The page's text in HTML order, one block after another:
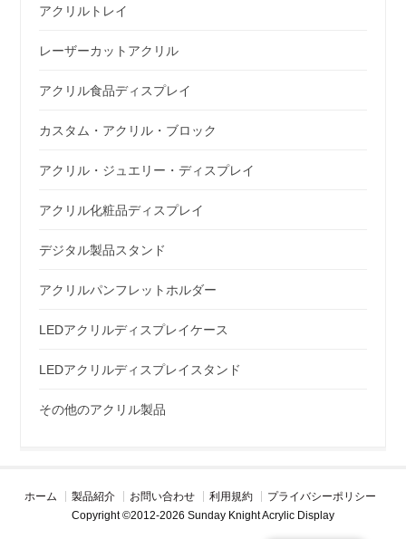
アクリルトレイ
レーザーカットアクリル
アクリル食品ディスプレイ
カスタム・アクリル・ブロック
アクリル・ジュエリー・ディスプレイ
アクリル化粧品ディスプレイ
デジタル製品スタンド
アクリルパンフレットホルダー
LEDアクリルディスプレイケース
LEDアクリルディスプレイスタンド
その他のアクリル製品
ホーム 製品紹介 お問い合わせ 利用規約
プライバシーポリシー
Copyright ©2012-2026 Sunday Knight Acrylic Display